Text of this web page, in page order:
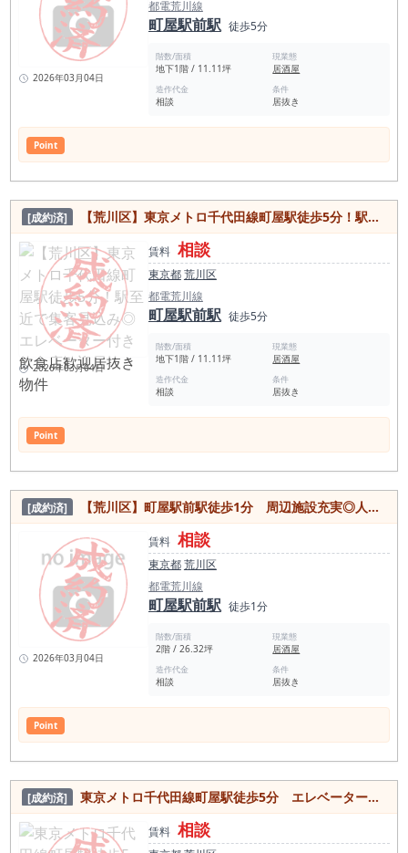
る方にとって、 炭使用可能という条件は将来的な業態転換の柔
軟性にもつながります。 荒川区で飲食店物件をお探しの方、町
屋駅徒歩圏内で居抜き物件を検討中の方は、 ぜひ現地で厨房設
備・炭火環境・排気経路・導線設計をご確認ください。 町屋駅
近の炭火使用可能な焼鳥居抜き物件は、 供給が潤沢な市場では
ありません。タイミング重視の物件です。 内見は随時受付して
鳥居抜き物件を探す際に重要なのは、 ・駅距離（徒歩圏かどう
か） ・炭火使用が可能か ・1階路面かどうか ・排気導線が確
場市場であり、焼鳥・もつ焼き・大衆酒場の需要が安定してい
るエリアです。 町屋で飲食店を出店する場合、業態と立地の整
合性が重要になります。 炭火業態は町屋の客層と相性が良く、
客単価設計もしやすい業態です。 【この物件が向いている出店
飲食店物件を探している方 ・炭火業態で差別化したい方 ・千
代田線・京成本線沿線で出店したい方 【内見のすすめ】 町屋
駅近で炭使用可能な焼鳥居抜き物件は流通が多い市場ではあり
ません。 町屋で焼鳥居抜き物件をお探しの方、 荒川区で1階路
面の飲食店物件を探している方は、 まずは現地で炭使用環境と
排気導線をご確認ください。 町屋駅近で炭火使用可能な焼鳥居
抜き物件は、 タイミングが重要です。
2026年03月04日
都電荒川線
町屋駅前駅 徒歩5分
階数/面積
地下1階 / 11.11坪
現業態
居酒屋
造作代金
相談
条件
居抜き
Point
[成約済] 【荒川区】東京メトロ千代田線町屋駅徒歩5分！駅至近で集客見込み◎エレベーター付き飲食店歓迎居抜き物件
2026年03月04日
賃料 相談
東京都荒川区
都電荒川線
町屋駅前駅 徒歩5分
階数/面積
地下1階 / 11.11坪
現業態
居酒屋
造作代金
相談
条件
居抜き
Point
[成約済] 【荒川区】町屋駅前駅徒歩1分 周辺施設充実◎人気エリアの居抜き物件
2026年03月04日
賃料 相談
東京都荒川区
都電荒川線
町屋駅前駅 徒歩1分
階数/面積
2階 / 26.32坪
現業態
居酒屋
造作代金
相談
条件
居抜き
Point
[成約済] 東京メトロ千代田線町屋駅徒歩5分 エレベーター付き・内装美麗で飲食店に最適物件
賃料 相談